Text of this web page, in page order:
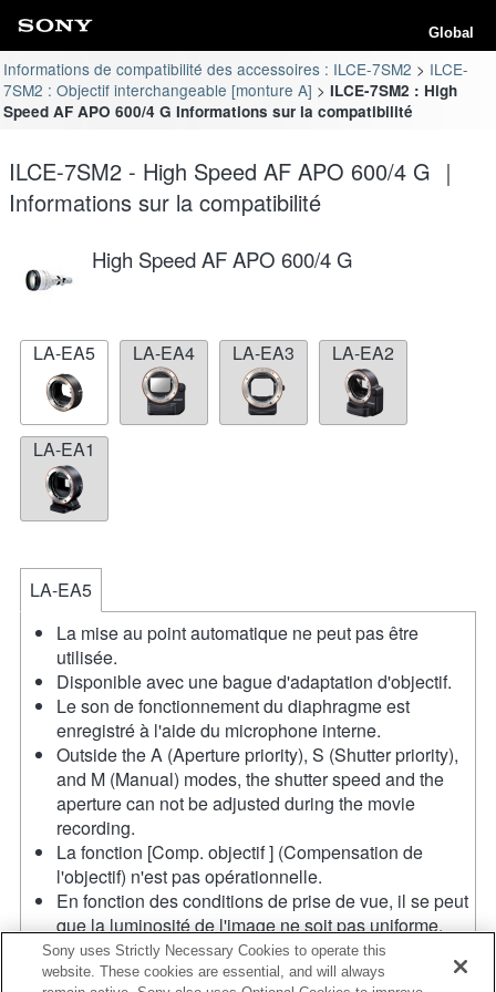
Global
Informations de compatibilité des accessoires : ILCE-7SM2
ILCE-
7SM2 : Objectif interchangeable [monture A]
ILCE-7SM2 : High
Speed AF APO 600/4 G Informations sur la compatibilité
ILCE-7SM2 - High Speed AF APO 600/4 G ｜
Informations sur la compatibilité
High Speed AF APO 600/4 G
LA-EA5 LA-EA4 LA-EA3 LA-EA2
LA-EA1
LA-EA5
La mise au point automatique ne peut pas être
utilisée.
Disponible avec une bague d'adaptation d'objectif.
Le son de fonctionnement du diaphragme est
enregistré à l'aide du microphone interne.
Outside the A (Aperture priority), S (Shutter priority),
and M (Manual) modes, the shutter speed and the
aperture can not be adjusted during the movie
recording.
La fonction [Comp. objectif ] (Compensation de
l'objectif) n'est pas opérationnelle.
En fonction des conditions de prise de vue, il se peut
que la luminosité de l'image ne soit pas uniforme.
Réglez la fonction [Obturat. à rideaux avant] sur [Off].
Si vous fixez l'objectif à monture A à l'aide de
Sony uses Strictly Necessary Cookies to operate this
website. These cookies are essential, and will always